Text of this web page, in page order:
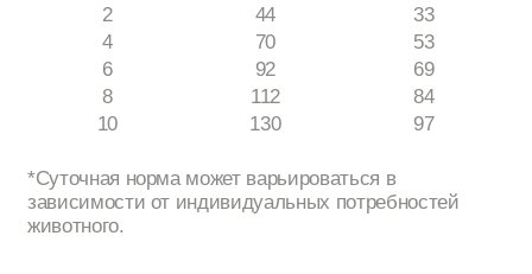
2 44
33
4
70
53
6
92
69
8
112
84
10
130 97
*Суточная норма может варьироваться в
зависимости от индивидуальных потребностей
животного.